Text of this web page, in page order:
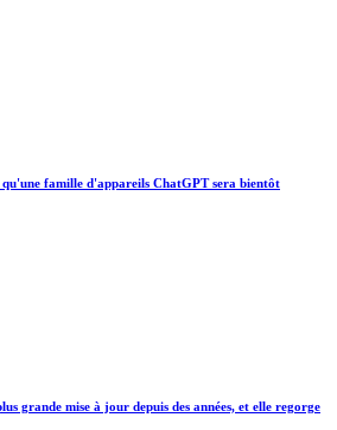
famille d'appareils ChatGPT sera bientôt
grande mise à jour depuis des années, et elle regorge